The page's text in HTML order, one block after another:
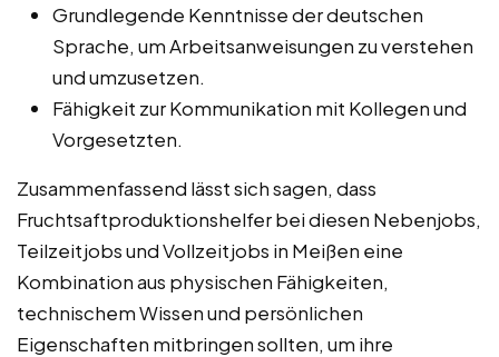
Grundlegende Kenntnisse der deutschen
Sprache, um Arbeitsanweisungen zu verstehen
und umzusetzen.
Fähigkeit zur Kommunikation mit Kollegen und
Vorgesetzten.
Zusammenfassend lässt sich sagen, dass
Fruchtsaftproduktionshelfer bei diesen Nebenjobs,
Teilzeitjobs und Vollzeitjobs in Meißen eine
Kombination aus physischen Fähigkeiten,
technischem Wissen und persönlichen
Eigenschaften mitbringen sollten, um ihre